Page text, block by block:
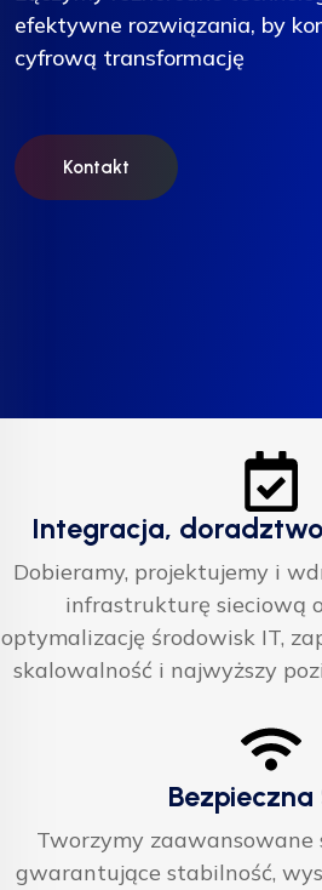
efektywne rozwiązania, by
cyfrową transformację
Kontakt
efektywne rozwiązania, by
cyfrową transformację
Kontakt
efektywne rozwiązania, by
cyfrową transformację
Kontakt
Integracja,
Dobieramy, projektujemy i
infrastrukturę sieciową
optymalizację środowisk IT,
skalowalność i najwyższy
Bezpieczna
Tworzymy zaawansowane
gwarantujące stabilność,